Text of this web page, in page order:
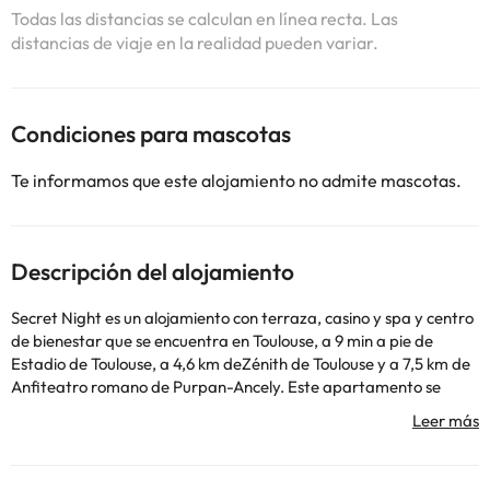
Todas las distancias se calculan en línea recta. Las
distancias de viaje en la realidad pueden variar.
Condiciones para mascotas
Te informamos que este alojamiento no admite mascotas.
Descripción del alojamiento
Secret Night es un alojamiento con terraza, casino y spa y centro
de bienestar que se encuentra en Toulouse, a 9 min a pie de
Estadio de Toulouse, a 4,6 km deZénith de Toulouse y a 7,5 km de
Anfiteatro romano de Purpan-Ancely. Este apartamento se
encuentra en un edificio de 2022 y está a 10 km de Centro
Congresos y Exposiciones Diagora y a 19 min a pie de Estación de